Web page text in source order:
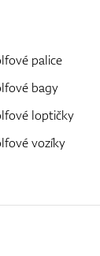
palice
bagy
loptičky
vozíky